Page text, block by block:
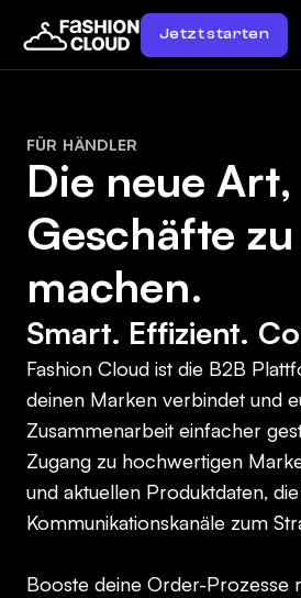
Jetzt starten
FÜR HÄNDLER
Die neue Art,
Geschäfte zu
machen.
Smart. Effizient.
Fashion Cloud ist die B2B
deinen Marken verbindet und
Zusammenarbeit einfacher
Zugang zu hochwertigen
und aktuellen Produktdaten,
Kommunikationskanäle zum
Booste deine Order-Prozesse